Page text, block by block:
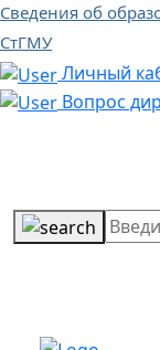
Сведения об
СтГМУ
Личный
Вопрос